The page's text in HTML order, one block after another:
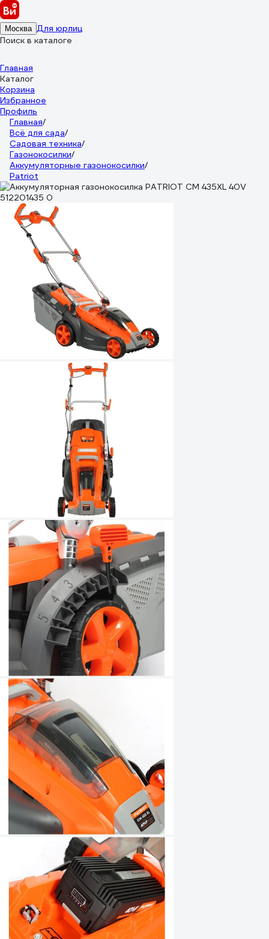
Москва Для юрлиц
Поиск в каталоге
Главная
Каталог
Корзина
Избранное
Профиль
Главная/
Всё для сада/
Садовая техника/
Газонокосилки/
Аккумуляторные газонокосилки/
Patriot